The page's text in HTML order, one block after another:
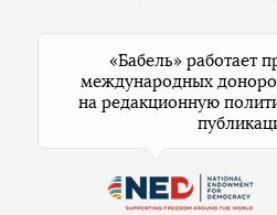
«Бабель» работает
международных
на редакционную